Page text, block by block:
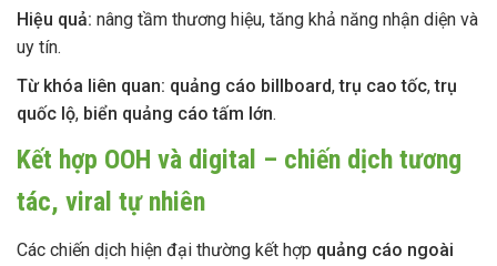
Hiệu quả: nâng tầm thương hiệu, tăng khả năng nhận diện và
uy tín.
Từ khóa liên quan: quảng cáo billboard,trụ cao tốc,trụ
quốc lộ, biển quảng cáo tấm lớn.
Kết hợp OOH và digital – chiến dịch tương
tác, viral tự nhiên
Các chiến dịch hiện đại thường kết hợp quảng cáo ngoài